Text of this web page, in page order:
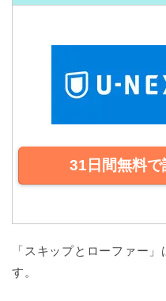
31日間無料で
「スキップとローファー
す。